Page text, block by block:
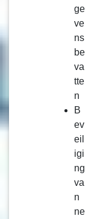
ge
ve
ns
be
va
tte
n
B
ev
eil
igi
ng
va
n
ne